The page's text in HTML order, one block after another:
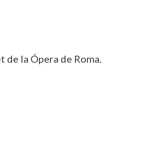
la Ópera de Roma.